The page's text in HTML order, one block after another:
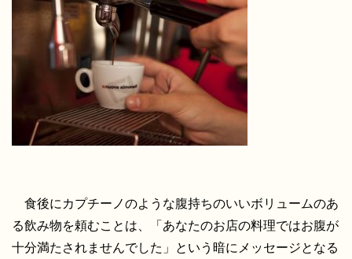
食後にカプチーノのような腹持ちのいいボリュームのあ
る飲み物を頼むことは、「あなたのお店の料理ではお腹が
十分満たされませんでした」という暗にメッセージとなる